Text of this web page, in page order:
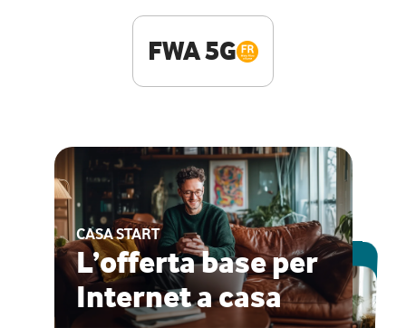
FWA 5G
CASA START
L’offerta base per
Internet a casa
ESCLUSIVA ONLINE